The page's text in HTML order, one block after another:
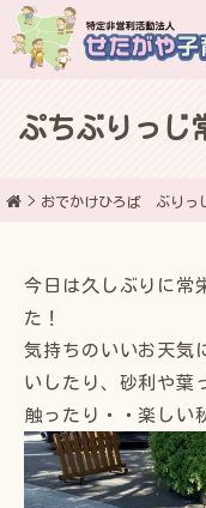
ぷちぶりっじ
おでかけひろば ぶりっ
今日は久しぶりに常
た！
気持ちのいいお天気
いしたり、砂利や葉
触ったり・・楽しい